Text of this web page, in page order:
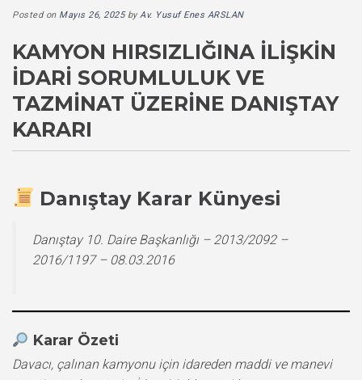
Posted on Mayıs 26, 2025byAv. Yusuf Enes ARSLAN
KAMYON HIRSIZLIĞINA İLIŞKIN
İDARI SORUMLULUK VE
TAZMINAT ÜZERINE DANIŞTAY
KARARI
Danıştay Karar Künyesi
Danıştay 10. Daire Başkanlığı – 2013/2092 –
2016/1197 – 08.03.2016
Karar Özeti
Davacı, çalınan kamyonu için idareden maddi ve manevi